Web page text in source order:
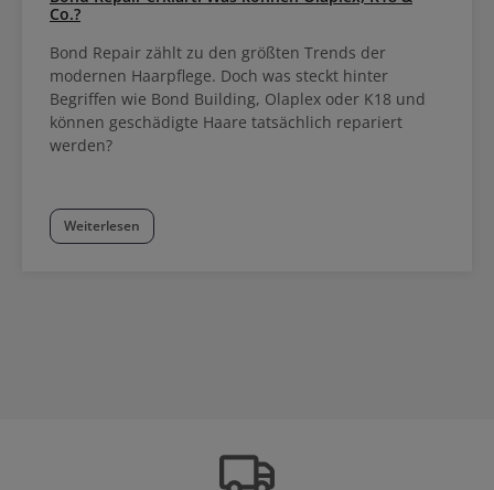
Co.?
Bond Repair zählt zu den größten Trends der
modernen Haarpflege. Doch was steckt hinter
Begriffen wie Bond Building, Olaplex oder K18 und
können geschädigte Haare tatsächlich repariert
werden?
Weiterlesen